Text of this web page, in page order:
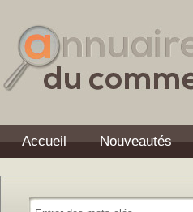
Accueil Nouveautés